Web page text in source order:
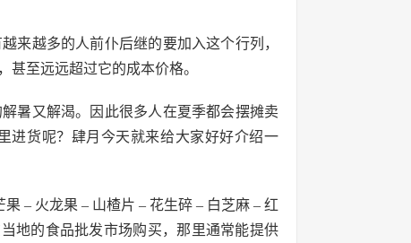
来越多的人前仆后继的要加入这个行列，
至远远超过它的成本价格。
暑又解渴。因此很多人在夏季都会摆摊卖
进货呢？肆月今天就来给大家好好介绍一
– 火龙果 – 山楂片 – 花生碎 – 白芝麻 – 红
地的食品批发市场购买，那里通常能提供